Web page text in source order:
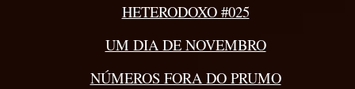
HETERODOXO #025
UM DIA DE NOVEMBRO
NÚMEROS FORA DO PRUMO